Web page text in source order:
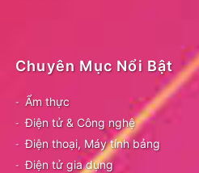
Chuyên Mục Nổi Bật
Ẩm thực
Điện tử & Công nghệ
Điện thoại, Máy tính bảng
Điện tử gia dụng